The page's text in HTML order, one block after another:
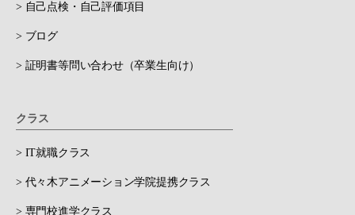
> 自己点検・自己評価項目
> ブログ
> 証明書等問い合わせ（卒業生向け）
クラス
> IT就職クラス
> 代々木アニメーション学院提携クラス
> 専門校進学クラス